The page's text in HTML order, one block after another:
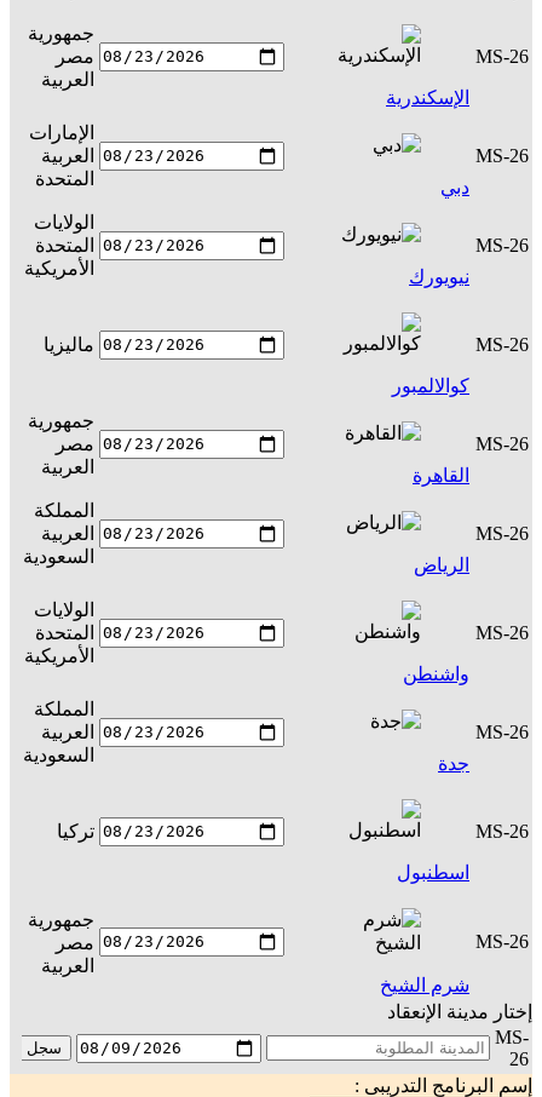
MS-26
الإسكندرية
جمهورية
مصر
العربية
MS-26
دبي
الإمارات
العربية
المتحدة
MS-26
نيويورك
الولايات
المتحدة
الأمريكية
MS-26
كوالالمبور
ماليزيا
MS-26
القاهرة
جمهورية
مصر
العربية
MS-26
الرياض
المملكة
العربية
السعودية
MS-26
واشنطن
الولايات
المتحدة
الأمريكية
MS-26
جدة
المملكة
العربية
السعودية
MS-26
اسطنبول
تركيا
MS-26
شرم الشيخ
جمهورية
مصر
العربية
إختار مدينة الإنعقاد
MS-
26
سجل
إسم البرنامج التدريبى :